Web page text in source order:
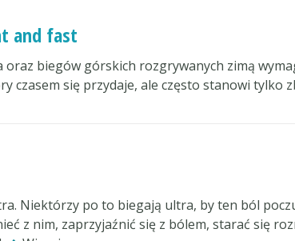
and fast
biegów górskich rozgrywanych zimą
czasem się przydaje, ale często stanowi tylko
Niektórzy po to biegają ultra, by ten ból
z nim, zaprzyjaźnić się z bólem, starać się